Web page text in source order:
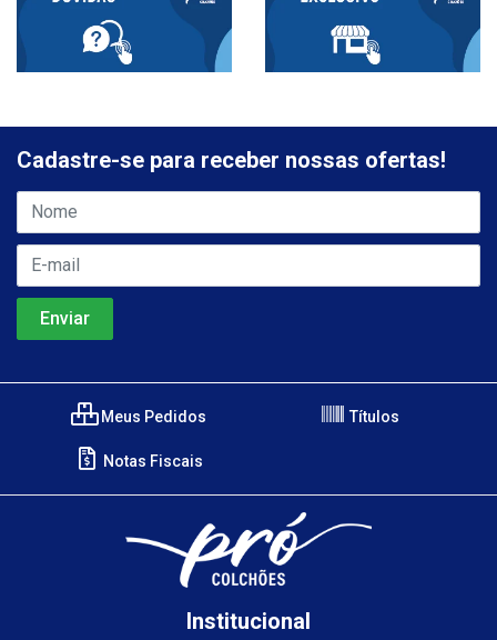
Cadastre-se para receber nossas ofertas!
Meus Pedidos Títulos
Notas Fiscais
Institucional